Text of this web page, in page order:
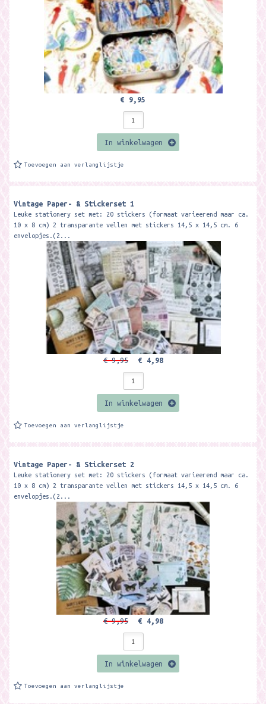
€ 9,95
In winkelwagen
Toevoegen aan verlanglijstje
Vintage Paper- & Stickerset 1
Leuke stationery set met: 20 stickers (formaat varieerend maar ca.
10 x 8 cm) 2 transparante vellen met stickers 14,5 x 14,5 cm. 6
envelopjes.(2...
€ 9,95 € 4,98
In winkelwagen
Toevoegen aan verlanglijstje
Vintage Paper- & Stickerset 2
Leuke stationery set met: 20 stickers (formaat varieerend maar ca.
10 x 8 cm) 2 transparante vellen met stickers 14,5 x 14,5 cm. 6
envelopjes.(2...
€ 9,95 € 4,98
In winkelwagen
Toevoegen aan verlanglijstje